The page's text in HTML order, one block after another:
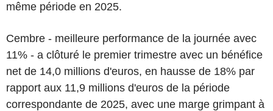
même période en 2025.
Cembre - meilleure performance de la journée avec
11% - a clôturé le premier trimestre avec un bénéfice
net de 14,0 millions d'euros, en hausse de 18% par
rapport aux 11,9 millions d'euros de la période
correspondante de 2025, avec une marge grimpant à